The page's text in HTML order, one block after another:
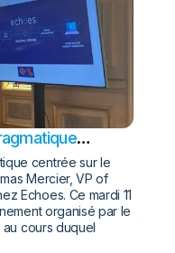
3 questions à
and business
centrée sur le
Mercier, VP of
Echoes. Ce mardi 11
organisé par le
cours duquel